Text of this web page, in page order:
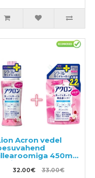
Acron vedel
450ml
+ täitepakend 850ml
32.00€ 33.00€